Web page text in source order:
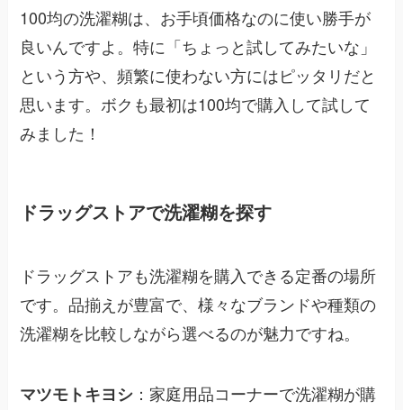
100均の洗濯糊は、お手頃価格なのに使い勝手が
良いんですよ。特に「ちょっと試してみたいな」
という方や、頻繁に使わない方にはピッタリだと
思います。ボクも最初は100均で購入して試して
みました！
ドラッグストアで洗濯糊を探す
ドラッグストアも洗濯糊を購入できる定番の場所
です。品揃えが豊富で、様々なブランドや種類の
洗濯糊を比較しながら選べるのが魅力ですね。
マツモトキヨシ ：家庭用品コーナーで洗濯糊が購